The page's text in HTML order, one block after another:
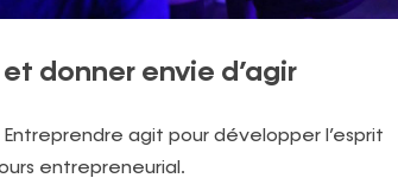
donner envie d’agir
agit pour développer l’esprit
entrepreneurial.